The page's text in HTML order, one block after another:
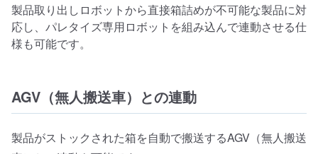
製品取り出しロボットから直接箱詰めが不可能な製品に対
応し、パレタイズ専用ロボットを組み込んで連動させる仕
様も可能です。
AGV（無人搬送車）との連動
製品がストックされた箱を自動で搬送するAGV（無人搬送